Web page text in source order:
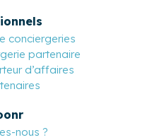
conciergeries
partenaire
d’affaires
nous ?